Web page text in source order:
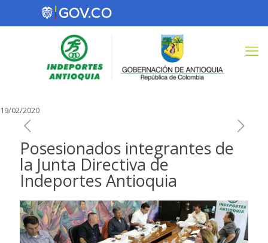
19/02/2020
Posesionados integrantes de
la Junta Directiva de
Indeportes Antioquia